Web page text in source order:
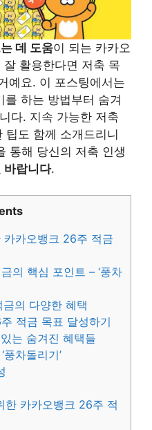
데 도움이 되는 카카오
활용한다면 저축 목
예요. 이 포스팅에서는
하는 방법부터 숨겨
다. 지속 가능한 저축
팁도 함께 소개드리니
통해 당신의 저축 인생
바랍니다.
카오뱅크 26주 적금
의 핵심 포인트 – ‘풍차
의 다양한 혜택
적금 목표 달성하기
는 숨겨진 혜택들
차돌리기’
한 카카오뱅크 26주 적